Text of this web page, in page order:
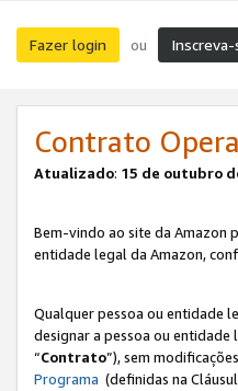
Fazer login ou
Contrato
Atualizado: 15 de outubro
Bem-vindo ao site da Amazon
entidade legal da Amazon,
Qualquer pessoa ou entidade
designar a pessoa ou entidade
“Contrato”), sem
Programa (definidas na